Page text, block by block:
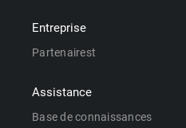
Entreprise
Partenairest
Assistance
Base de connaissances